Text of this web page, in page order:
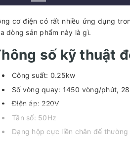
cơ điện có rất nhiều ứng dụng
dòng sản phẩm này là gì.
số kỹ thuật
Công suất: 0.25kw
Số vòng quay: 1450 vòng/phút,
Điện áp: 220V
Tần số: 50Hz
Dạng hộp cực liền chân đế thường